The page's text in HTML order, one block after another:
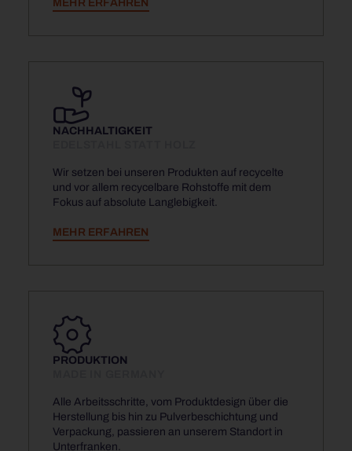
MEHR ERFAHREN
NACHHALTIGKEIT
Wir setzen bei unseren Produkten auf recycelte
und vor allem recycelbare Rohstoffe mit dem
Fokus auf absolute Langlebigkeit.
MEHR ERFAHREN
PRODUKTION
Alle Arbeitsschritte, vom Produktdesign über die
Herstellung bis hin zu Pulverbeschichtung und
Verpackung, passieren an unserem Standort in
Unterfranken.